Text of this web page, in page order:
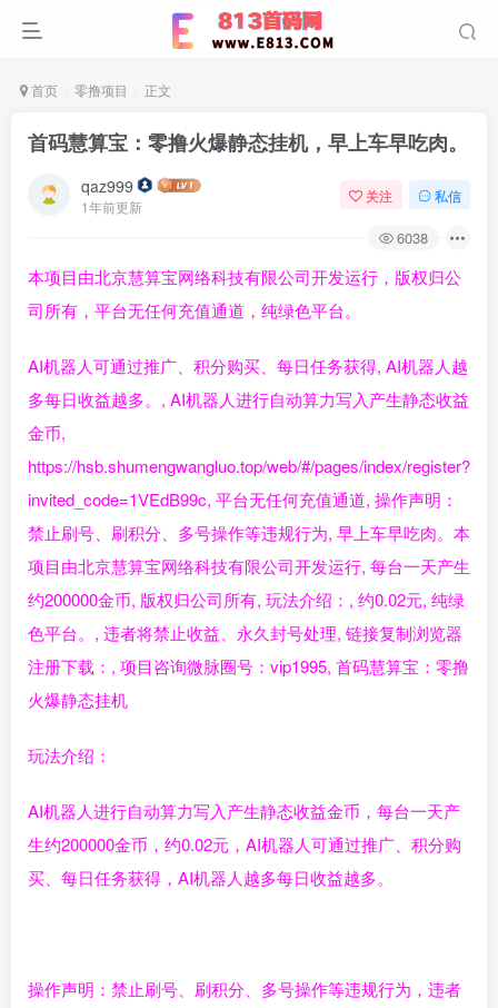
首页 零撸项目 正文
首码慧算宝：零撸火爆静态挂机，早上车早吃肉。
qaz999
1年前更新
关注 私信
6038
本项目由北京慧算宝网络科技有限公司开发运行，版权归公
司所有，平台无任何充值通道，纯绿色平台。
AI机器人可通过推广、积分购买、每日任务获得, AI机器人越
多每日收益越多。, AI机器人进行自动算力写入产生静态收益
金币,
https://hsb.shumengwangluo.top/web/#/pages/index/register?
invited_code=1VEdB99c, 平台无任何充值通道, 操作声明：
禁止刷号、刷积分、多号操作等违规行为, 早上车早吃肉。本
项目由北京慧算宝网络科技有限公司开发运行, 每台一天产生
约200000金币, 版权归公司所有, 玩法介绍：, 约0.02元, 纯绿
色平台。, 违者将禁止收益、永久封号处理, 链接复制浏览器
注册下载：, 项目咨询微脉圈号：vip1995, 首码慧算宝：零撸
火爆静态挂机
玩法介绍：
AI机器人进行自动算力写入产生静态收益金币，每台一天产
生约200000金币，约0.02元，AI机器人可通过推广、积分购
买、每日任务获得，AI机器人越多每日收益越多。
操作声明：禁止刷号、刷积分、多号操作等违规行为，违者